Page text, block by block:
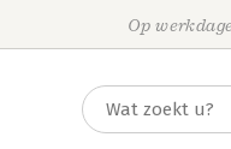
Op